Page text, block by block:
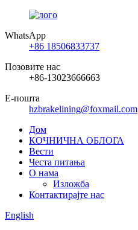
WhatsApp
+86 18506833737
Позовите нас
+86-13023666663
Е-пошта
hzbrakelining@foxmail.com
Дом
КОЧНИЧНА ОБЛОГА
Вести
Честа питања
О нама
Изложба
Контактирајте нас
English